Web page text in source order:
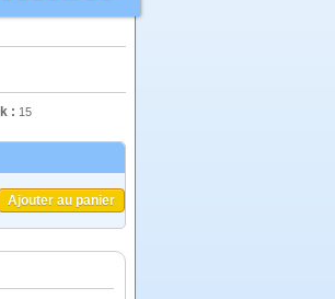
: 15
Ajouter au panier